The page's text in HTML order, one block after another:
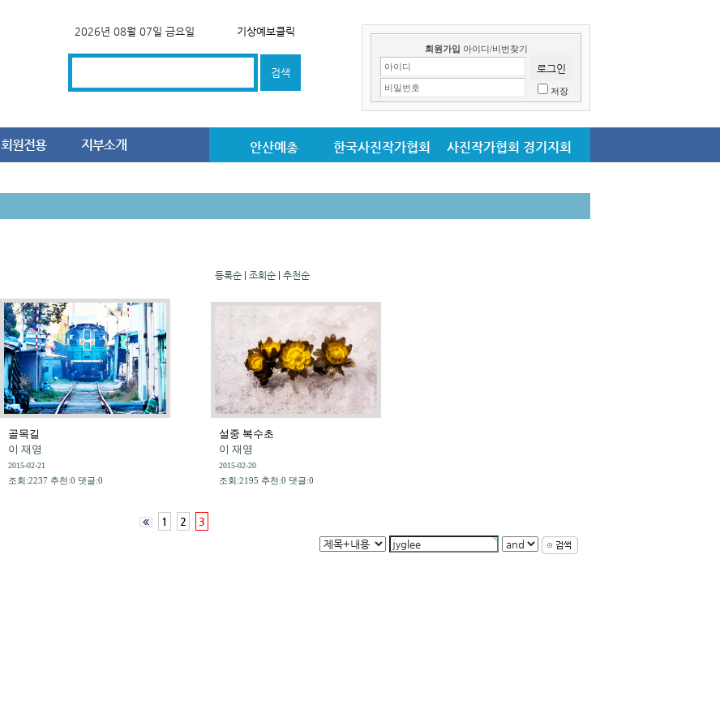
2026년 08월 07일 금요일 기상예보클릭
회원가입 아이디/비번찾기
아이디
비밀번호 저장
회원전용 지부소개 안산예총 한국사진작가협회 사진작가협회 경기지회
등록순 조회순 추천순
골목길
이 재영
2015-02-21
조회:2237 추천:0 댓글:0
설중 복수초
이 재영
2015-02-20
조회:2195 추천:0 댓글:0
1 2 3